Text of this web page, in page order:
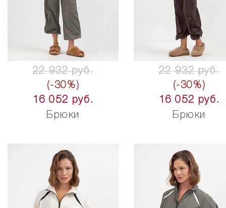
22 932 руб.
(-30%)
16 052 руб.
Брюки
22 932 руб.
(-30%)
16 052 руб.
Брюки